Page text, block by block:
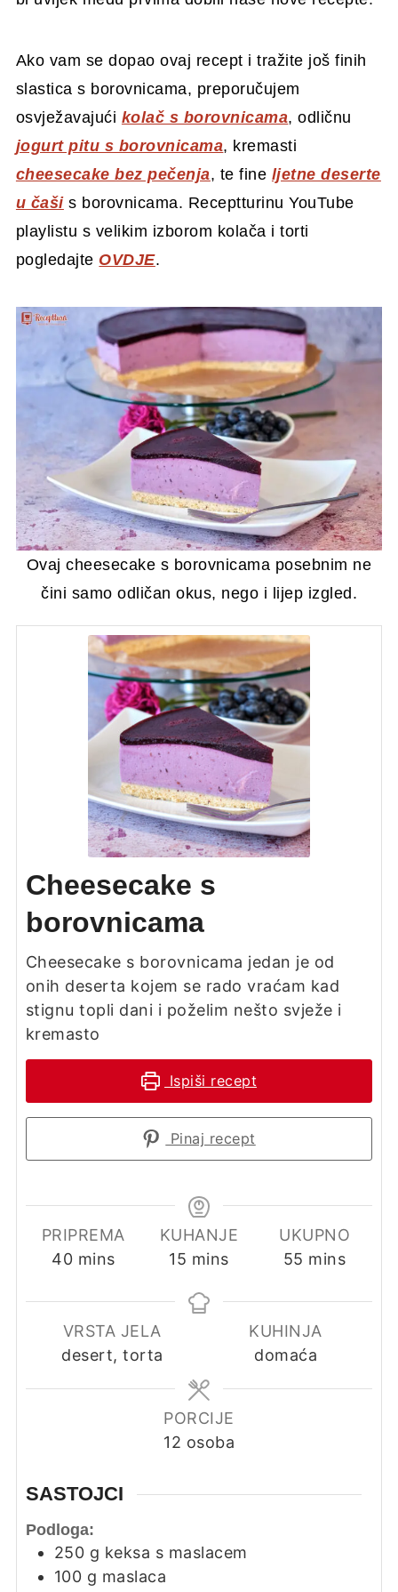
Ako vam se dopao ovaj recept i tražite još finih
slastica s borovnicama, preporučujem
osvježavajući kolač s borovnicama, odličnu
jogurt pitu s borovnicama, kremasti
cheesecake bez pečenja, te fine ljetne deserte
u čašis borovnicama. Receptturinu YouTube
playlistu s velikim izborom kolača i torti
pogledajte OVDJE.
Ovaj cheesecake s borovnicama posebnim ne
čini samo odličan okus, nego i lijep izgled.
Cheesecake s
borovnicama
Cheesecake s borovnicama jedan je od
onih deserta kojem se rado vraćam kad
stignu topli dani i poželim nešto svježe i
kremasto
Ispiši recept
Pinaj recept
PRIPREMA
40minutes
mins
KUHANJE
15 minutes
mins
UKUPNO
55 minutes
mins
VRSTA JELA
desert, torta
KUHINJA
domaća
PORCIJE
12 osoba
SASTOJCI
Podloga:
250 g keksa s maslacem
100 g maslaca